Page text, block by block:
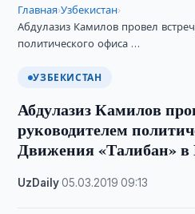
Главная›Узбекистан›
Абдулазиз Камилов провел
политического офиса …
УЗБЕКИСТАН
Абдулазиз Камилов
руководителем
Движения «Талибан» в
UzDaily·05.03.2019 ·09:13